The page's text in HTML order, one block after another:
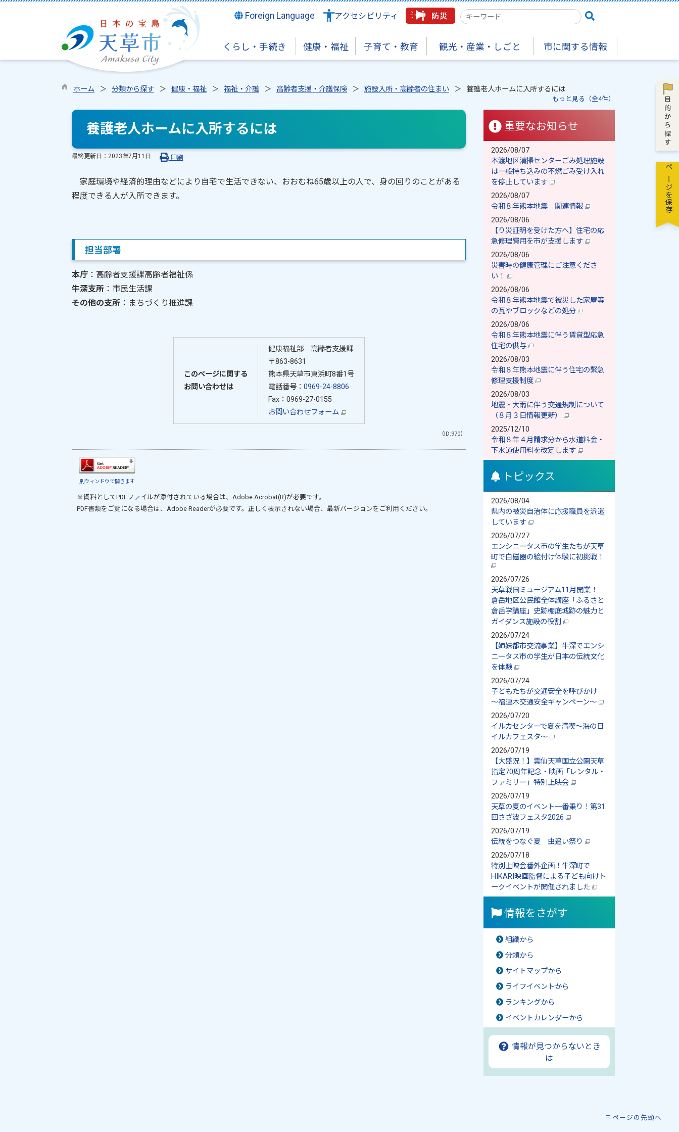
Foreign Language アクセシビリティ
検
ー
ド
くらし・手続き 健康・福祉 子育て・教育 観光・産業・しごと 市に関する情報
ホーム 分類から探す 健康・福祉 福祉・介護 高齢者支援・介護保険 施設入所・高齢者の住まい 養護老人ホームに入所するには
もっと見る（全4件）
養護老人ホームに入所するには
最終更新日： 2023年7月11日 印刷
家庭環境や経済的理由などにより自宅で生活できない、おおむね65歳以上の人で、身の回りのことがある
程度できる人が入所できます。
担当部署
本庁 ：高齢者支援課高齢者福祉係
牛深支所 ：市民生活課
その他の支所 ：まちづくり推進課
このページに関する
お問い合わせは
健康福祉部 高齢者支援課
〒863-8631
熊本県天草市東浜町8番1号
電話番号： 0969-24-8806
Fax：0969-27-0155
お問い合わせフォーム
（ID:970）
別ウィンドウで開きます
※資料としてPDFファイルが添付されている場合は、 Adobe Acrobat(R)が必要です。
PDF書類をご覧になる場合は、 Adobe Readerが必要です。正しく表示されない場合、最新バージョンをご利用ください。
重要なお知らせ
2026/08/07
本渡地区清掃センターごみ処理施設
は一般持ち込みの不燃ごみ受け入れ
を停止しています
2026/08/07
令和８年熊本地震 関連情報
2026/08/06
【り災証明を受けた方へ】住宅の応
急修理費用を市が支援します
2026/08/06
災害時の健康管理にご注意くださ
い！
2026/08/06
令和８年熊本地震で被災した家屋等
の瓦やブロックなどの処分
2026/08/06
令和８年熊本地震に伴う賃貸型応急
住宅の供与
2026/08/03
令和８年熊本地震に伴う住宅の緊急
修理支援制度
2026/08/03
地震・大雨に伴う交通規制について
（８月３日情報更新）
2025/12/10
令和８年４月請求分から水道料金・
下水道使用料を改定します
トピックス
2026/08/04
県内の被災自治体に応援職員を派遣
しています
2026/07/27
エンシニータス市の学生たちが天草
町で白磁器の絵付け体験に初挑戦！
2026/07/26
天草戦国ミュージアム11月開業！
倉岳地区公民館全体講座「ふるさと
倉岳学講座」史跡棚底城跡の魅力と
ガイダンス施設の役割
2026/07/24
【姉妹都市交流事業】牛深でエンシ
ニータス市の学生が日本の伝統文化
を体験
2026/07/24
子どもたちが交通安全を呼びかけ
～福連木交通安全キャンペーン～
2026/07/20
イルカセンターで夏を満喫～海の日
イルカフェスタ～
2026/07/19
【大盛況！】雲仙天草国立公園天草
指定70周年記念・映画「レンタル・
ファミリー」特別上映会
2026/07/19
天草の夏のイベント一番乗り！第31
回さざ波フェスタ2026
2026/07/19
伝統をつなぐ夏 虫追い祭り
2026/07/18
特別上映会番外企画！牛深町で
HIKARI映画監督による子ども向けト
ークイベントが開催されました
情報をさがす
組織から
分類から
サイトマップから
ライフイベントから
ランキングから
イベントカレンダーから
情報が見つからないとき
は
ページの先頭へ
ページを保存